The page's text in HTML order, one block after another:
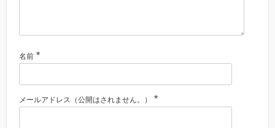
名前 *
メールアドレス（公開はされません。） *